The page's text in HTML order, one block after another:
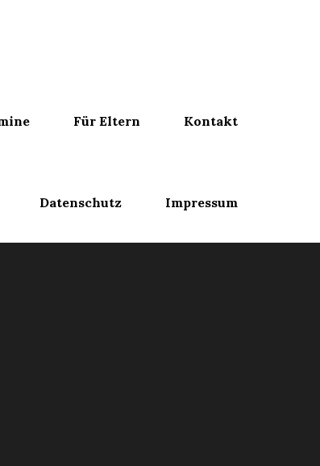
Für Eltern Kontakt
Datenschutz Impressum